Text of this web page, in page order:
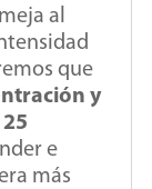
al
que
y
e
más